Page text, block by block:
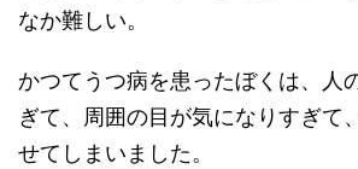
なか難しい。
かつてうつ病を患ったぼくは、人
ぎて、周囲の目が気になりすぎて
せてしまいました。